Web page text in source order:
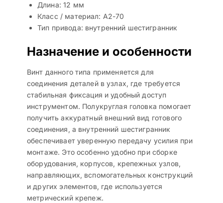
Длина: 12 мм
Класс / материал: A2-70
Тип привода: внутренний шестигранник
Назначение и особенности
Винт данного типа применяется для
соединения деталей в узлах, где требуется
стабильная фиксация и удобный доступ
инструментом. Полукруглая головка помогает
получить аккуратный внешний вид готового
соединения, а внутренний шестигранник
обеспечивает уверенную передачу усилия при
монтаже. Это особенно удобно при сборке
оборудования, корпусов, крепежных узлов,
направляющих, вспомогательных конструкций
и других элементов, где используется
метрический крепеж.